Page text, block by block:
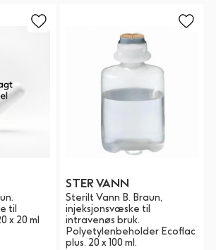
til
x 20 ml
STER VANN
Sterilt Vann B. Braun,
injeksjonsvæske til
intravenøs bruk.
Polyetylenbeholder Ecoflac
plus. 20 x 100 ml.